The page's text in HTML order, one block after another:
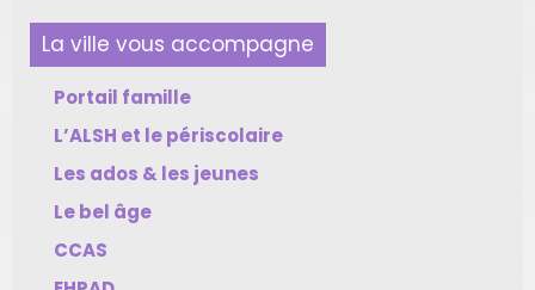
La ville vous accompagne
Portail famille
L’ALSH et le périscolaire
Les ados & les jeunes
Le bel âge
CCAS